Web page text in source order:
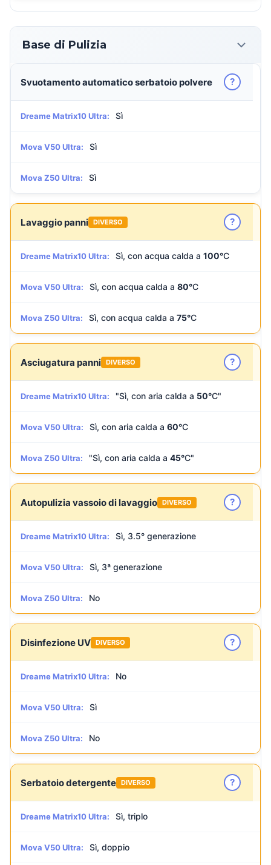
Base di Pulizia
Svuotamento automatico serbatoio polvere ?
Dreame Matrix10 Ultra: Sì
Mova V50 Ultra: Sì
Mova Z50 Ultra: Sì
Lavaggio panni DIVERSO ?
Dreame Matrix10 Ultra: Sì, con acqua calda a 100°C
Mova V50 Ultra: Sì, con acqua calda a 80°C
Mova Z50 Ultra: Sì, con acqua calda a 75°C
Asciugatura panni DIVERSO ?
Dreame Matrix10 Ultra: "Sì, con aria calda a 50°C"
Mova V50 Ultra: Sì, con aria calda a 60°C
Mova Z50 Ultra: "Sì, con aria calda a 45°C"
Autopulizia vassoio di lavaggio DIVERSO ?
Dreame Matrix10 Ultra: Sì, 3.5° generazione
Mova V50 Ultra: Sì, 3ª generazione
Mova Z50 Ultra: No
Disinfezione UV DIVERSO ?
Dreame Matrix10 Ultra: No
Mova V50 Ultra: Sì
Mova Z50 Ultra: No
Serbatoio detergente DIVERSO ?
Dreame Matrix10 Ultra: Sì, triplo
Mova V50 Ultra: Sì, doppio